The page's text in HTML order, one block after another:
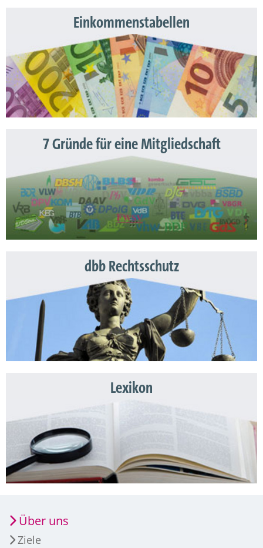
Einkommenstabellen
7 Gründe für eine Mitgliedschaft
dbb Rechtsschutz
Lexikon
Über uns
Ziele